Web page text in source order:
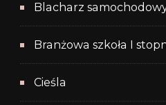
Blacharz
Branżowa szkoła I
Cieśla